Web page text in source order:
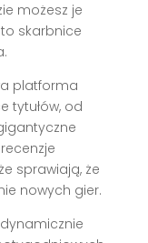
możesz je
to skarbnice
platforma
tytułów, od
sprawiają, że
nowych gier.